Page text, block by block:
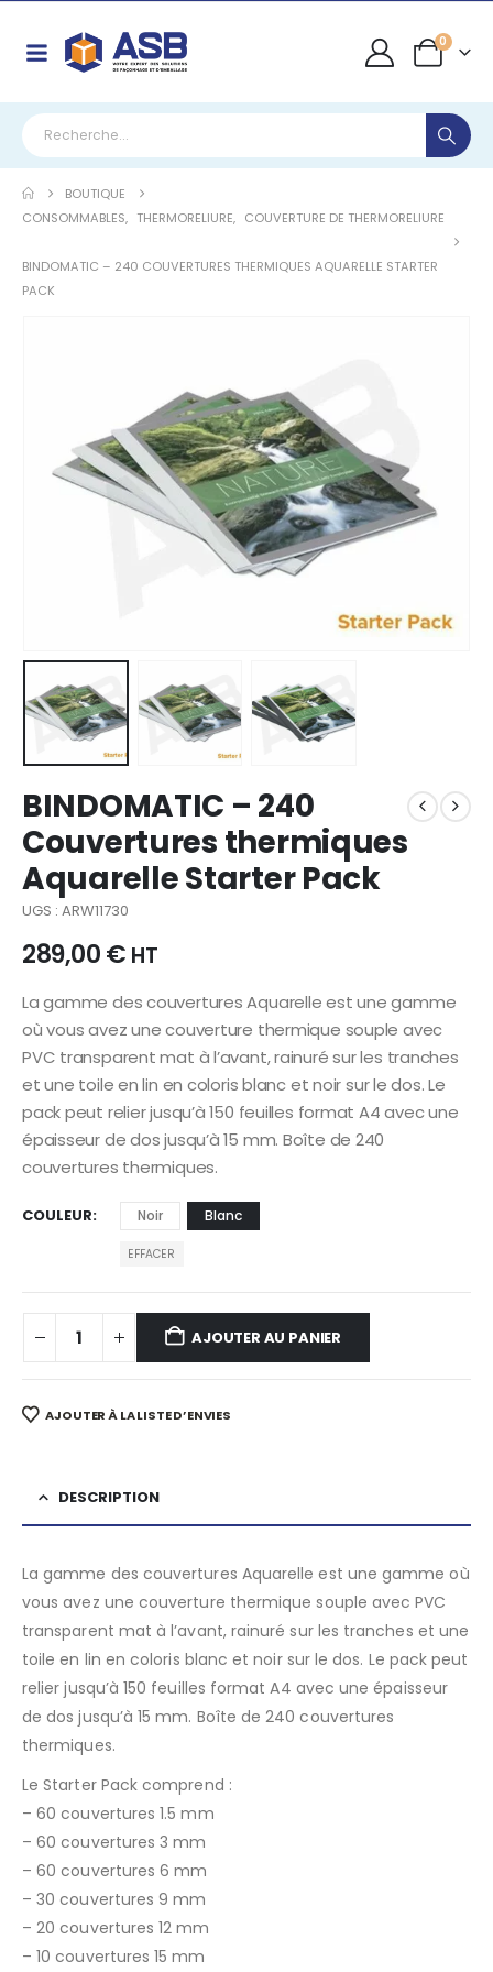
0
BOUTIQUE
CONSOMMABLES, THERMORELIURE, COUVERTURE DE THERMORELIURE
BINDOMATIC – 240 COUVERTURES THERMIQUES AQUARELLE STARTER
PACK
BINDOMATIC – 240
Couvertures thermiques
Aquarelle Starter Pack
UGS : ARW11730
289,00€ HT
La gamme des couvertures Aquarelle est une gamme
où vous avez une couverture thermique souple avec
PVC transparent mat à l’avant, rainuré sur les tranches
et une toile en lin en coloris blanc et noir sur le dos. Le
pack peut relier jusqu’à 150 feuilles format A4 avec une
épaisseur de dos jusqu’à 15 mm. Boîte de 240
couvertures thermiques.
COULEUR Noir Blanc
EFFACER
AJOUTER AU PANIER
AJOUTER À LA LISTE D’ENVIES
DESCRIPTION
La gamme des couvertures Aquarelle est une gamme où
vous avez une couverture thermique souple avec PVC
transparent mat à l’avant, rainuré sur les tranches et une
toile en lin en coloris blanc et noir sur le dos. Le pack peut
relier jusqu’à 150 feuilles format A4 avec une épaisseur
de dos jusqu’à 15 mm. Boîte de 240 couvertures
thermiques.
Le Starter Pack comprend :
– 60 couvertures 1.5 mm
– 60 couvertures 3 mm
– 60 couvertures 6 mm
– 30 couvertures 9 mm
– 20 couvertures 12 mm
– 10 couvertures 15 mm